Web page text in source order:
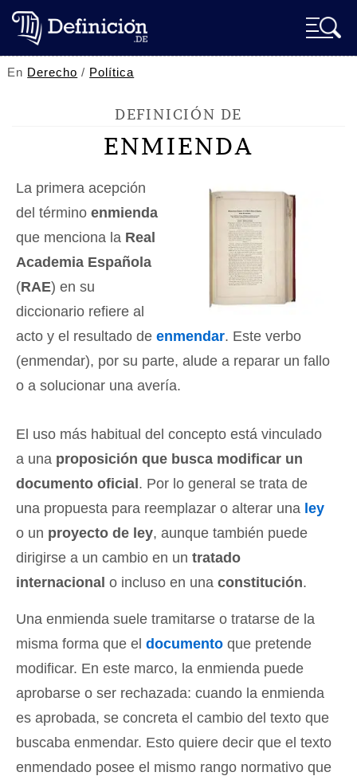
En Derecho / Política
DEFINICIÓN DE
ENMIENDA
La primera acepción
del término enmienda
que menciona la Real
Academia Española
(RAE) en su
diccionario refiere al
acto y el resultado de enmendar. Este verbo
(enmendar), por su parte, alude a reparar un fallo
o a solucionar una avería.
El uso más habitual del concepto está vinculado
a una proposición que busca modificar un
documento oficial . Por lo general se trata de
una propuesta para reemplazar o alterar una ley
o un proyecto de ley, aunque también puede
dirigirse a un cambio en un tratado
internacional o incluso en una constitución.
Una enmienda suele tramitarse o tratarse de la
misma forma que el documento que pretende
modificar. En este marco, la enmienda puede
aprobarse o ser rechazada: cuando la enmienda
es aprobada, se concreta el cambio del texto que
buscaba enmendar. Esto quiere decir que el texto
enmendado posee el mismo rango normativo que